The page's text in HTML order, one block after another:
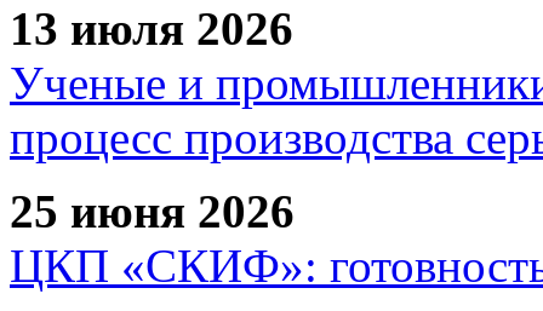
13 июля 2026
Ученые и
процесс производства
25 июня 2026
ЦКП «СКИФ»: готовность